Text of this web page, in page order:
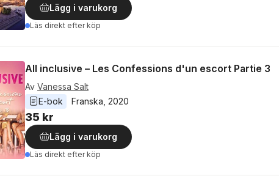
Lägg i varukorg
Läs direkt efter köp
All inclusive – Les Confessions d'un escort Partie 3
Av Vanessa Salt
E-bok
Franska 2020
35 kr
Lägg i varukorg
Läs direkt efter köp